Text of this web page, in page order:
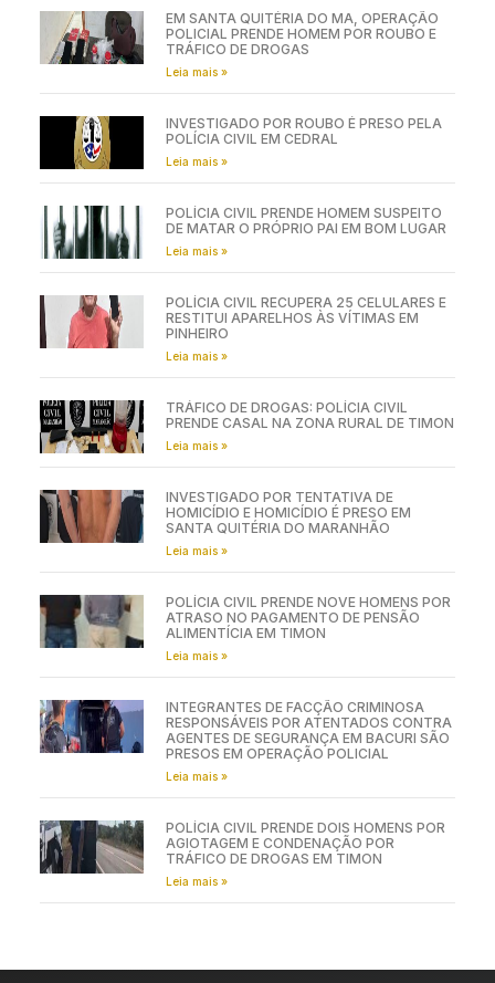
EM SANTA QUITÉRIA DO MA, OPERAÇÃO
POLICIAL PRENDE HOMEM POR ROUBO E
TRÁFICO DE DROGAS
Leia mais »
INVESTIGADO POR ROUBO É PRESO PELA
POLÍCIA CIVIL EM CEDRAL
Leia mais »
POLÍCIA CIVIL PRENDE HOMEM SUSPEITO
DE MATAR O PRÓPRIO PAI EM BOM LUGAR
Leia mais »
POLÍCIA CIVIL RECUPERA 25 CELULARES E
RESTITUI APARELHOS ÀS VÍTIMAS EM
PINHEIRO
Leia mais »
TRÁFICO DE DROGAS: POLÍCIA CIVIL
PRENDE CASAL NA ZONA RURAL DE TIMON
Leia mais »
INVESTIGADO POR TENTATIVA DE
HOMICÍDIO E HOMICÍDIO É PRESO EM
SANTA QUITÉRIA DO MARANHÃO
Leia mais »
POLÍCIA CIVIL PRENDE NOVE HOMENS POR
ATRASO NO PAGAMENTO DE PENSÃO
ALIMENTÍCIA EM TIMON
Leia mais »
INTEGRANTES DE FACÇÃO CRIMINOSA
RESPONSÁVEIS POR ATENTADOS CONTRA
AGENTES DE SEGURANÇA EM BACURI SÃO
PRESOS EM OPERAÇÃO POLICIAL
Leia mais »
POLÍCIA CIVIL PRENDE DOIS HOMENS POR
AGIOTAGEM E CONDENAÇÃO POR
TRÁFICO DE DROGAS EM TIMON
Leia mais »